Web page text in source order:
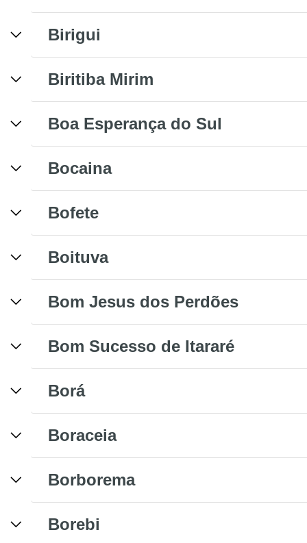
Birigui
Biritiba Mirim
Boa Esperança do Sul
Bocaina
Bofete
Boituva
Bom Jesus dos Perdões
Bom Sucesso de Itararé
Borá
Boraceia
Borborema
Borebi